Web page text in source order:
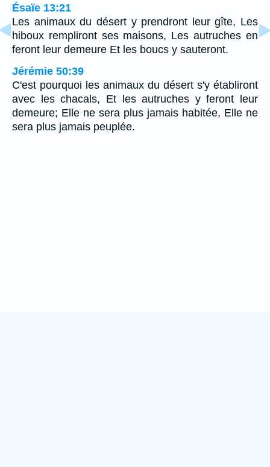
Ésaïe 13:21
Les animaux du désert y prendront leur gîte, Les
hiboux rempliront ses maisons, Les autruches en
feront leur demeure Et les boucs y sauteront.
Jérémie 50:39
C'est pourquoi les animaux du désert s'y établiront
avec les chacals, Et les autruches y feront leur
demeure; Elle ne sera plus jamais habitée, Elle ne
sera plus jamais peuplée.